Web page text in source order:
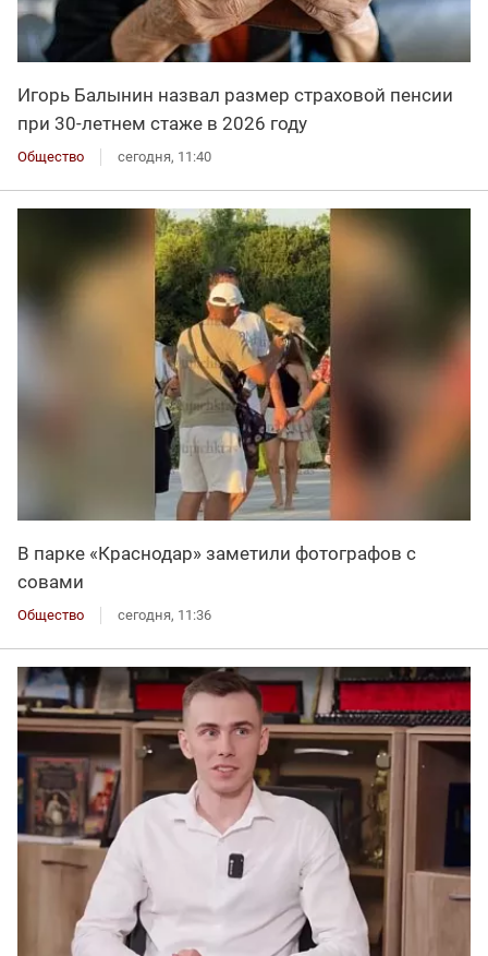
Игорь Балынин назвал размер страховой пенсии
при 30-летнем стаже в 2026 году
Общество сегодня, 11:40
В парке «Краснодар» заметили фотографов с
совами
Общество сегодня, 11:36